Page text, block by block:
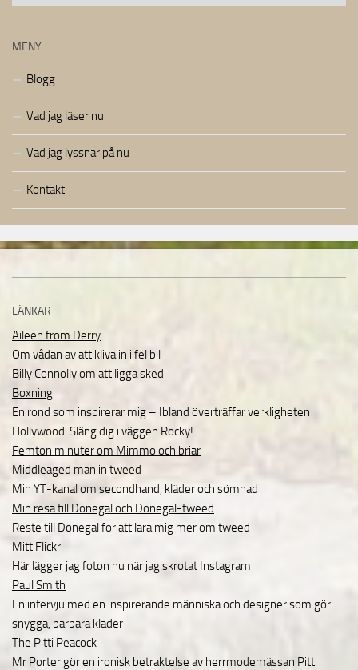
MENY
Blogg
Vad jag läser nu
Vad jag lyssnar på nu
Kontakt
LÄNKAR
Aileen from Derry
Om vådan av att kliva in i fel bil
Billy Connolly om att ligga sked
Boxning
En rond som inspirerar mig – Ibland överträffar verkligheten
Hollywood. Släng dig i väggen Rocky!
Femton minuter om Mimmo och briar
Middleaged man in tweed
Min YT-kanal om secondhand, kläder och sömnad
Min resa till Donegal och Donegal-tweed
Reste till Donegal för att lära mig mer om tweed
Mitt Flickr
Här lägger jag foton nu när jag skrotat Instagram
Paul Smith
En intervju med en inspirerande människa och designer som gör
snygga, bärbara kläder
The Pitti Peacock
Mr Porter gör en ironisk betraktelse av herrmodemässan Pitti